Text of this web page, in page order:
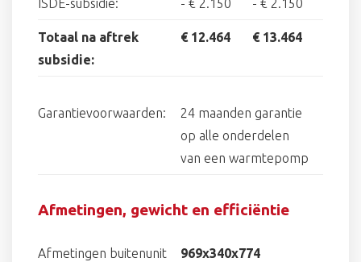
ISDE-subsidie: - € 2.150 - € 2.150
Totaal na aftrek
subsidie:
€ 12.464 € 13.464
Garantievoorwaarden:
24 maanden garantie
op alle onderdelen
van een warmtepomp
Afmetingen, gewicht en efficiëntie
Afmetingen buitenunit
969x340x774